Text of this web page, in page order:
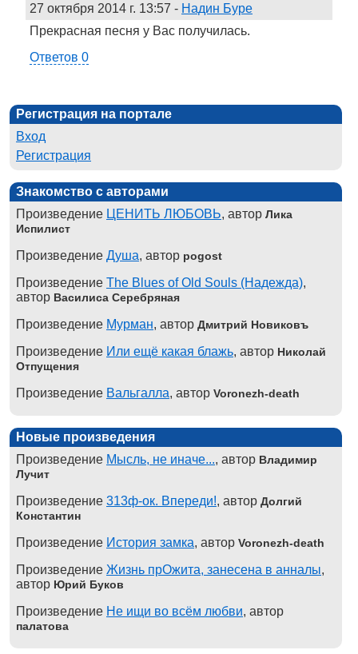
27 октября 2014 г. 13:57 - Надин Буре
Прекрасная песня у Вас получилась.
Ответов 0
Регистрация на портале
Вход
Регистрация
Знакомство с авторами
Произведение ЦЕНИТЬ ЛЮБОВЬ, автор Лика
Испилист
Произведение Душа, автор pogost
Произведение The Blues of Old Souls (Надежда),
автор Василиса Серебряная
Произведение Мурман, автор Дмитрий Новиковъ
Произведение Или ещё какая блажь, автор Николай
Отпущения
Произведение Вальгалла, автор Voronezh-death
Новые произведения
Произведение Мысль, не иначе..., автор Владимир
Лучит
Произведение 313ф-ок. Впереди!, автор Долгий
Константин
Произведение История замка, автор Voronezh-death
Произведение Жизнь прОжита, занесена в анналы,
автор Юрий Буков
Произведение Не ищи во всём любви, автор
палатова